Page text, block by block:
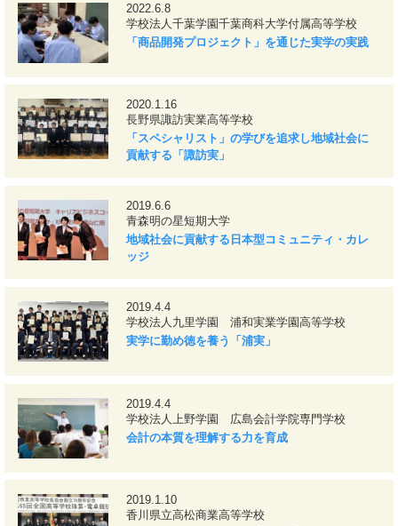
2022.6.8
学校法人千葉学園千葉商科大学付属高等学校
「商品開発プロジェクト」を通じた実学の実践
2020.1.16
長野県諏訪実業高等学校
「スペシャリスト」の学びを追求し地域社会に
貢献する「諏訪実」
2019.6.6
青森明の星短期大学
地域社会に貢献する日本型コミュニティ・カレ
ッジ
2019.4.4
学校法人九里学園 浦和実業学園高等学校
実学に勤め徳を養う「浦実」
2019.4.4
学校法人上野学園 広島会計学院専門学校
会計の本質を理解する力を育成
2019.1.10
香川県立高松商業高等学校